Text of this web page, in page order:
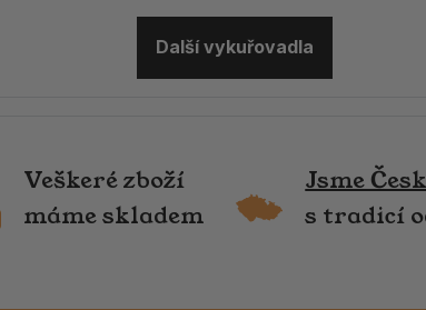
Další vykuřovadla
Veškeré zboží
máme skladem
Jsme
s tradicí